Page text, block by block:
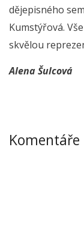
dějepisného
Kumstýřová.
skvělou
Alena Šulcová
Komentáře